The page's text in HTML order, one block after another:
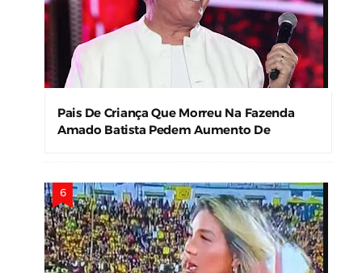
Pais De Criança Que Morreu Na Fazenda
Amado Batista Pedem Aumento De